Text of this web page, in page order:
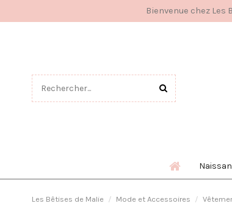
Bienvenue chez Les
Les Bêtises de Malie Mode et Accessoires